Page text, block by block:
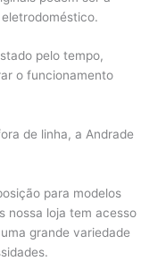
pelo tempo,
o funcionamento
de linha, a Andrade
para modelos
nossa loja tem acesso
grande variedade